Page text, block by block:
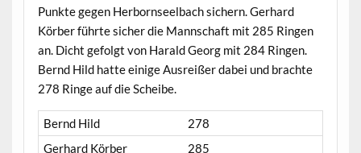
Punkte gegen Herbornseelbach sichern. Gerhard
Körber führte sicher die Mannschaft mit 285 Ringen
an. Dicht gefolgt von Harald Georg mit 284 Ringen.
Bernd Hild hatte einige Ausreißer dabei und brachte
278 Ringe auf die Scheibe.
Bernd Hild
278
Gerhard Körber
285